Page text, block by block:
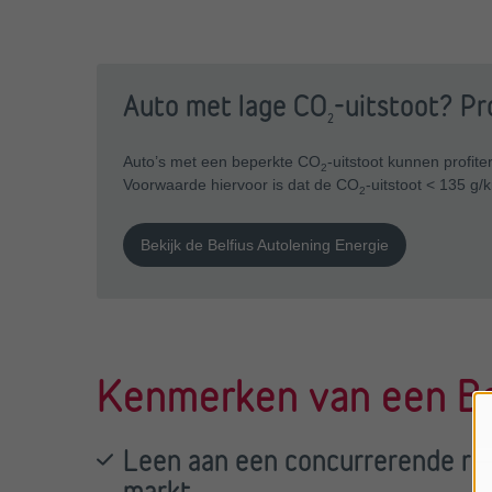
Auto met lage CO2-uitstoot?
Auto’s met een beperkte CO2-uitstoot kunnen
Voorwaarde hiervoor is dat de CO2-uitstoot < 135 g/
Bekijk de Belfius Autolening Energie
Kenmerken van een
Leen aan een concurrerende